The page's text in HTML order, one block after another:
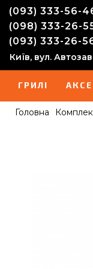
(093) 333-56-
(098) 333-26-
(093) 333-26-
Київ, вул.
ГРИЛІ
Головна